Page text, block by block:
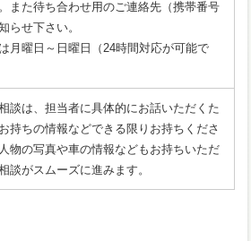
また待ち合わせ用のご連絡先（携帯番号
らせ下さい。
月曜日～日曜日（24時間対応が可能で
談は、担当者に具体的にお話いただくた
持ちの情報などできる限りお持ちくださ
物の写真や車の情報などもお持ちいただ
談がスムーズに進みます。